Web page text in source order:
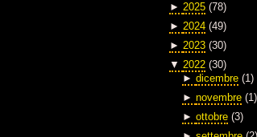
► 2025 (78)
► 2024 (49)
► 2023 (30)
▼ 2022 (30)
► dicembre (1)
► novembre (1)
► ottobre (3)